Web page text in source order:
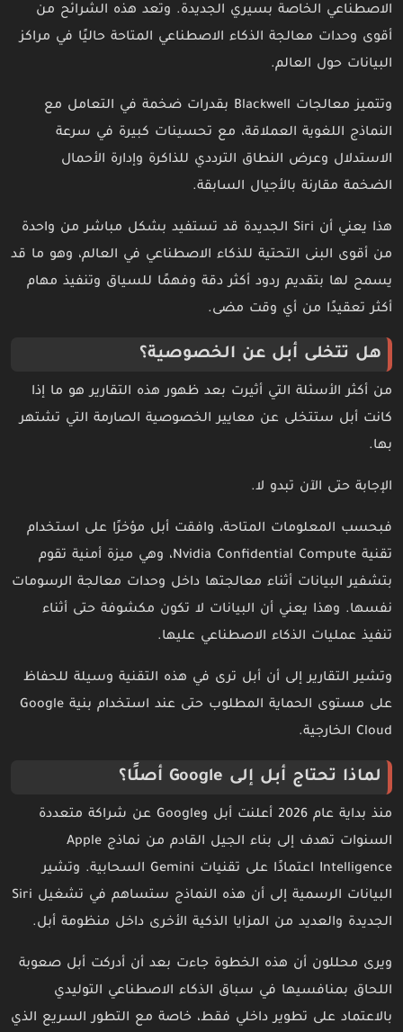
الاصطناعي الخاصة بسيري الجديدة. وتعد هذه الشرائح من
أقوى وحدات معالجة الذكاء الاصطناعي المتاحة حاليًا في مراكز
البيانات حول العالم.
وتتميز معالجات Blackwell بقدرات ضخمة في التعامل مع
النماذج اللغوية العملاقة، مع تحسينات كبيرة في سرعة
الاستدلال وعرض النطاق الترددي للذاكرة وإدارة الأحمال
الضخمة مقارنة بالأجيال السابقة.
هذا يعني أن Siri الجديدة قد تستفيد بشكل مباشر من واحدة
من أقوى البنى التحتية للذكاء الاصطناعي في العالم، وهو ما قد
يسمح لها بتقديم ردود أكثر دقة وفهمًا للسياق وتنفيذ مهام
أكثر تعقيدًا من أي وقت مضى.
هل تتخلى أبل عن الخصوصية؟
من أكثر الأسئلة التي أثيرت بعد ظهور هذه التقارير هو ما إذا
كانت أبل ستتخلى عن معايير الخصوصية الصارمة التي تشتهر
بها.
الإجابة حتى الآن تبدو لا.
فبحسب المعلومات المتاحة، وافقت أبل مؤخرًا على استخدام
تقنية Nvidia Confidential Compute، وهي ميزة أمنية تقوم
بتشفير البيانات أثناء معالجتها داخل وحدات معالجة الرسومات
نفسها. وهذا يعني أن البيانات لا تكون مكشوفة حتى أثناء
تنفيذ عمليات الذكاء الاصطناعي عليها.
وتشير التقارير إلى أن أبل ترى في هذه التقنية وسيلة للحفاظ
على مستوى الحماية المطلوب حتى عند استخدام بنية Google
Cloud الخارجية.
لماذا تحتاج أبل إلى Google أصلًا؟
منذ بداية عام 2026 أعلنت أبل وGoogle عن شراكة متعددة
السنوات تهدف إلى بناء الجيل القادم من نماذج Apple
Intelligence اعتمادًا على تقنيات Gemini السحابية. وتشير
البيانات الرسمية إلى أن هذه النماذج ستساهم في تشغيل Siri
الجديدة والعديد من المزايا الذكية الأخرى داخل منظومة أبل.
ويرى محللون أن هذه الخطوة جاءت بعد أن أدركت أبل صعوبة
اللحاق بمنافسيها في سباق الذكاء الاصطناعي التوليدي
بالاعتماد على تطوير داخلي فقط، خاصة مع التطور السريع الذي